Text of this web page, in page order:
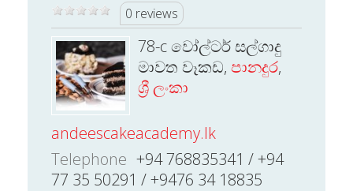
0 reviews
78-c වෝල්ටර් සල්ගාදු
මාවත වෑකඩ, පානදුර,
ශ්‍රී ලංකා
andeescakeacademy.lk
Telephone +94 768835341 / +94
77 35 50291 / +9476 34 18835